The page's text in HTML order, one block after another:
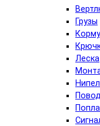
Грузы
Леска